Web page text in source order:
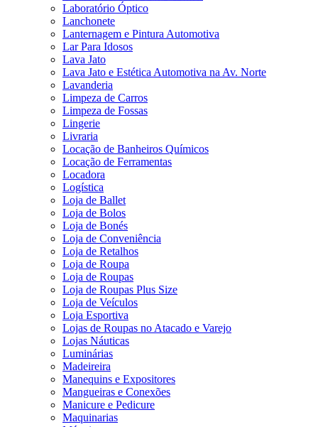
Laboratório Óptico
Lanchonete
Lanternagem e Pintura Automotiva
Lar Para Idosos
Lava Jato
Lava Jato e Estética Automotiva na Av. Norte
Lavanderia
Limpeza de Carros
Limpeza de Fossas
Lingerie
Livraria
Locação de Banheiros Químicos
Locação de Ferramentas
Locadora
Logística
Loja de Ballet
Loja de Bolos
Loja de Bonés
Loja de Conveniência
Loja de Retalhos
Loja de Roupa
Loja de Roupas
Loja de Roupas Plus Size
Loja de Veículos
Loja Esportiva
Lojas de Roupas no Atacado e Varejo
Lojas Náuticas
Luminárias
Madeireira
Manequins e Expositores
Mangueiras e Conexões
Manicure e Pedicure
Maquinarias